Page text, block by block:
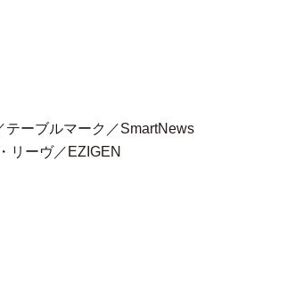
テーブルマーク／SmartNews
リーヴ／ EZIGEN